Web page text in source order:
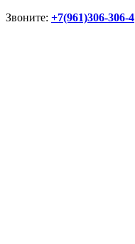
Звоните: +7(961)306-306-4